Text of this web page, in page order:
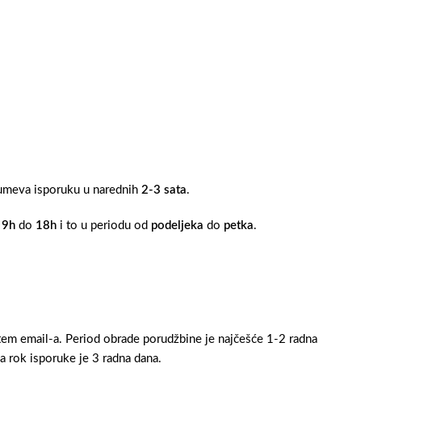
isporuku u narednih 2-3 sata.
9h do 18h i to u periodu od podeljeka do petka.
email-a. Period obrade porudžbine je najčešće 1-2 radna
rok isporuke je 3 radna dana.